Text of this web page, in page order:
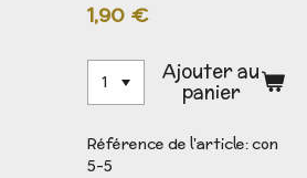
1,90 €
Ajouter au
panier
Référence de l'article:con
5-5